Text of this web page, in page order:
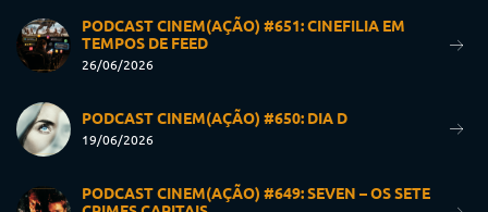
PODCAST CINEM(AÇÃO) #651: CINEFILIA EM
TEMPOS DE FEED
26/06/2026
PODCAST CINEM(AÇÃO) #650: DIA D
19/06/2026
PODCAST CINEM(AÇÃO) #649: SEVEN – OS SETE